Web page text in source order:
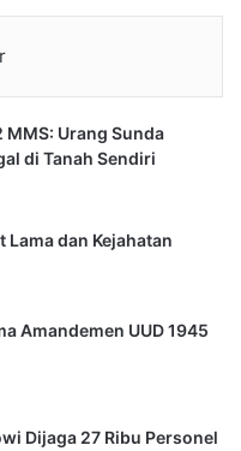
Urang Sunda
di Tanah Sendiri
Lama dan Kejahatan
Amandemen UUD 1945
Dijaga 27 Ribu Personel